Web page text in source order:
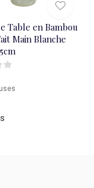
Table en Bambou
Main Blanche